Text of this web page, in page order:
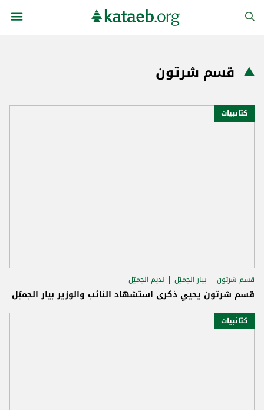
قسم شرتون
كتائبيات
قسم شرتون بيار الجميّل نديم الجميّل
قسم شرتون يحيي ذكرى استشهاد النائب والوزير بيار الجميّل
كتائبيات